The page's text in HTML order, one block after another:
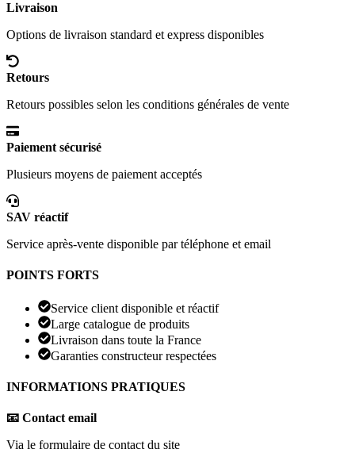
Livraison
Options de livraison standard et express disponibles
Retours
Retours possibles selon les conditions générales de vente
Paiement sécurisé
Plusieurs moyens de paiement acceptés
SAV réactif
Service après-vente disponible par téléphone et email
POINTS FORTS
Service client disponible et réactif
Large catalogue de produits
Livraison dans toute la France
Garanties constructeur respectées
INFORMATIONS PRATIQUES
📧 Contact email
Via le formulaire de contact du site